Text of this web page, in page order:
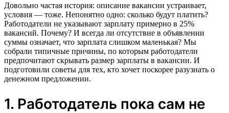
Довольно частая история: описание вакансии устраивает,
условия — тоже. Непонятно одно: сколько будут платить?
Работодатели не указывают зарплату примерно в 25%
вакансий. Почему? И всегда ли отсутствие в объявлении
суммы означает, что зарплата слишком маленькая? Мы
собрали типичные причины, по которым работодатели
предпочитают скрывать размер зарплаты в вакансии. И
подготовили советы для тех, кто хочет поскорее разузнать о
денежном предложении.
1. Работодатель пока сам не